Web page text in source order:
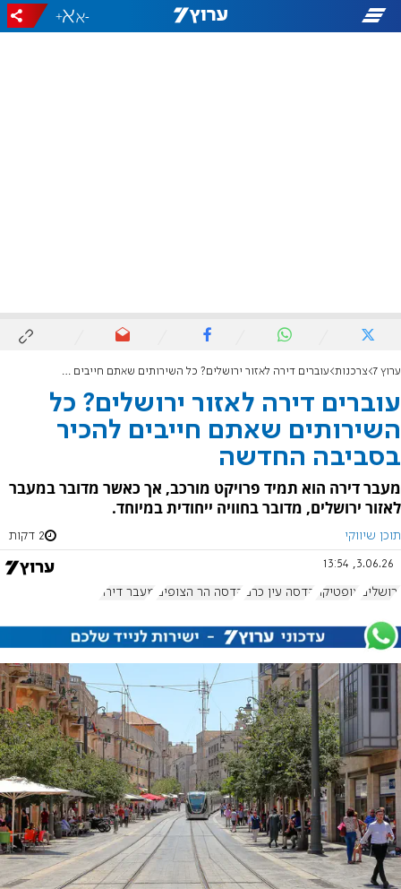
-
+
ערוץ 7 צרכנות עוברים דירה לאזור ירושלים? כל השירותים שאתם חייבים להכיר בסביבה החדשה
עוברים דירה לאזור ירושלים? כל
השירותים שאתם חייבים להכיר
בסביבה החדשה
מעבר דירה הוא תמיד פרויקט מורכב, אך כאשר מדובר במעבר
לאזור ירושלים, מדובר בחוויה ייחודית במיוחד.
תוכן שיווקי 2 דקות
3.06.26, 13:54
ירושלים אופטיקה הדסה עין כרם הדסה הר הצופים מעבר דירה